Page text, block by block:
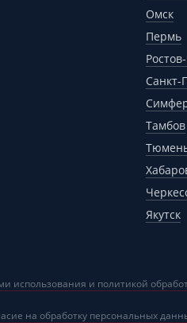
Омск
Пермь
Санкт-
Тамбов
Якутск
использования и политикой
на обработку персональных